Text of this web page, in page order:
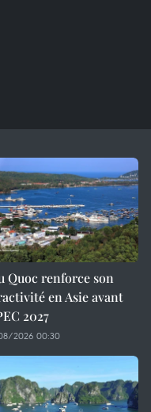
Quoc renforce son
en Asie avant
2027
2026 00:30